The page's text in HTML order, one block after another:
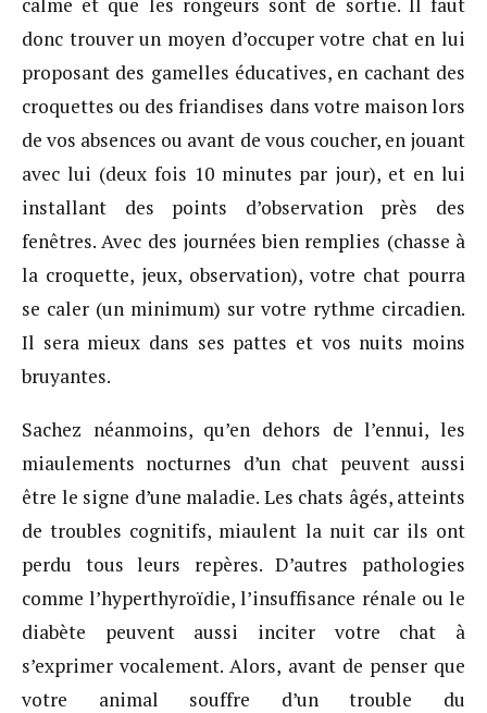
calme et que les rongeurs sont de sortie. Il faut
donc trouver un moyen d’occuper votre chat en lui
proposant des gamelles éducatives, en cachant des
croquettes ou des friandises dans votre maison lors
de vos absences ou avant de vous coucher, en jouant
avec lui (deux fois 10 minutes par jour), et en lui
installant des points d’observation près des
fenêtres. Avec des journées bien remplies (chasse à
la croquette, jeux, observation), votre chat pourra
se caler (un minimum) sur votre rythme circadien.
Il sera mieux dans ses pattes et vos nuits moins
bruyantes.
Sachez néanmoins, qu’en dehors de l’ennui, les
miaulements nocturnes d’un chat peuvent aussi
être le signe d’une maladie. Les chats âgés, atteints
de troubles cognitifs, miaulent la nuit car ils ont
perdu tous leurs repères. D’autres pathologies
comme l’hyperthyroïdie, l’insuffisance rénale ou le
diabète peuvent aussi inciter votre chat à
s’exprimer vocalement. Alors, avant de penser que
votre animal souffre d’un trouble du